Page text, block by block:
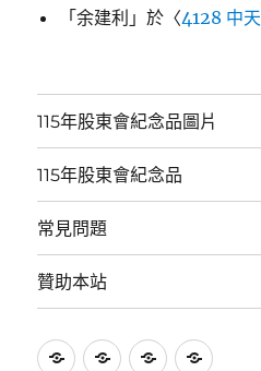
「余建利 」於〈4128 中天
115年股東會紀念品圖片
115年股東會紀念品
常見問題
贊助本站
115 115 常 贊